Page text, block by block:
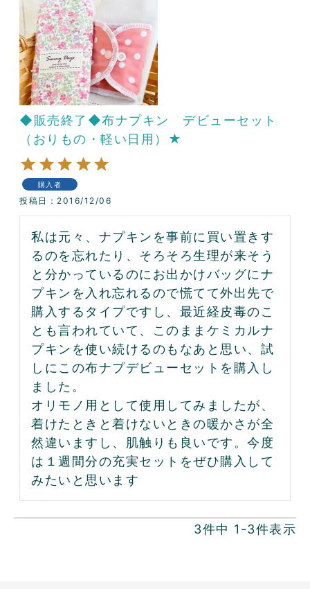
◆販売終了◆布ナプキン デビューセット
（おりもの・軽い日用）★
購入者
投稿日 2016/12/06
私は元々、ナプキンを事前に買い置きす
るのを忘れたり、そろそろ生理が来そう
と分かっているのにお出かけバッグにナ
プキンを入れ忘れるので慌てて外出先で
購入するタイプですし、最近経皮毒のこ
とも言われていて、このままケミカルナ
プキンを使い続けるのもなあと思い、試
しにこの布ナプデビューセットを購入し
ました。
オリモノ用として使用してみましたが、
着けたときと着けないときの暖かさが全
然違いますし、肌触りも良いです。今度
は１週間分の充実セットをぜひ購入して
みたいと思います
3件中 1 -3件表示